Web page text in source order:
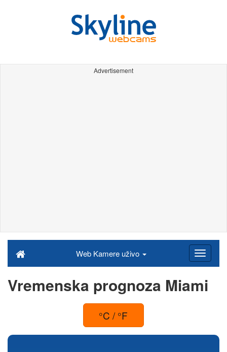
Advertisement
Web Kamere uživo
Vremenska prognoza Miami
°C / °F